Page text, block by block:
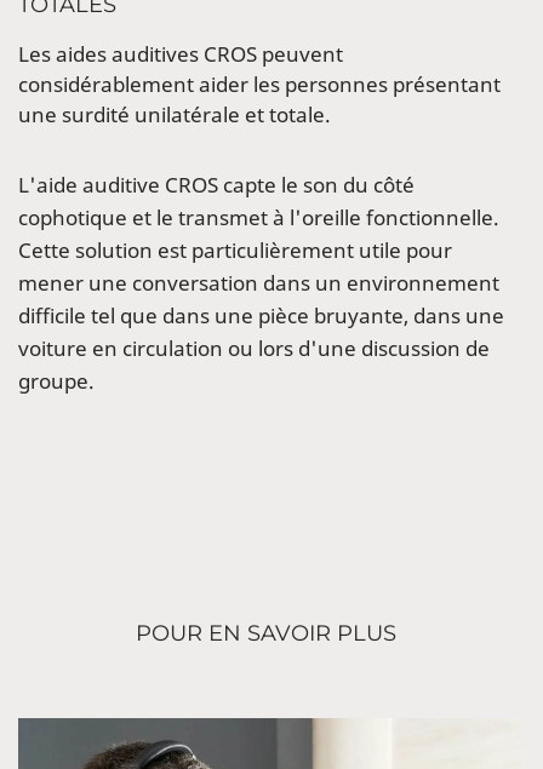
Les aides auditives CROS peuvent
considérablement aider les personnes présentant
une surdité unilatérale et totale.
L'aide auditive CROS capte le son du côté
cophotique et le transmet à l'oreille fonctionnelle.
Cette solution est particulièrement utile pour
mener une conversation dans un environnement
difficile tel que dans une pièce bruyante, dans une
voiture en circulation ou lors d'une discussion de
groupe.
POUR EN SAVOIR PLUS